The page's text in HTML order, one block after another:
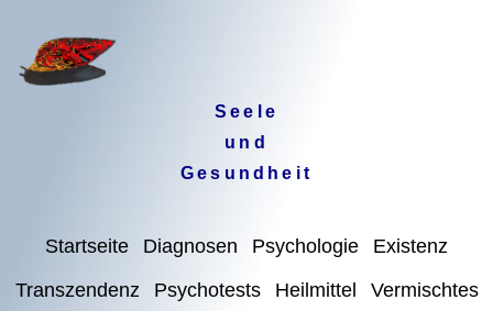
Seele
und
Gesundheit
Startseite Diagnosen Psychologie
Existenz
Transzendenz
Psychotests Heilmittel
Vermischtes